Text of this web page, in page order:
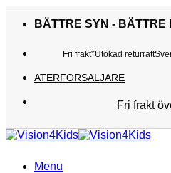
BÄTTRE SYN - BÄTTRE
Fri frakt*Utökad returratt
ATERFORSALJARE
Fri frakt
Menu